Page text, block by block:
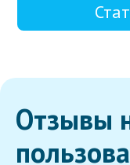
Отзывы